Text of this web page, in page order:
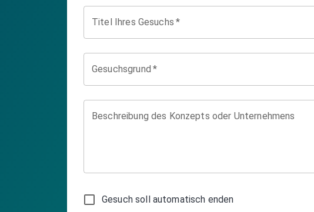
Titel Ihres Gesuchs *
Gesuchsgrund *
Beschreibung des Konzepts oder Unternehmens
Gesuch soll automatisch enden